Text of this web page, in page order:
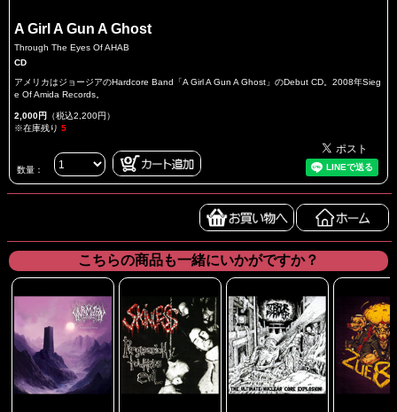
A Girl A Gun A Ghost
Through The Eyes Of AHAB
CD
アメリカはジョージアのHardcore Band「A Girl A Gun A Ghost」のDebut CD。2008年Sieg
e Of Amida Records。
2,000円 （税込2,200円）
※在庫残り 5
数量：
こちらの商品も一緒にいかがですか？